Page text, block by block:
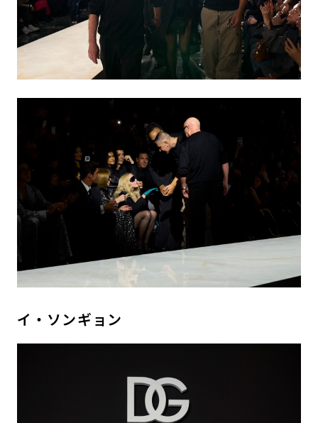
イ・ソンギョン